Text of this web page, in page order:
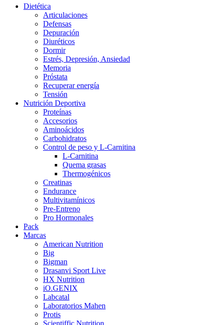
Dietética
Articulaciones
Defensas
Depuración
Diuréticos
Dormir
Estrés, Depresión, Ansiedad
Memoria
Próstata
Recuperar energía
Tensión
Nutrición Deportiva
Proteínas
Accesorios
Aminoácidos
Carbohidratos
Control de peso y L-Carnitina
L-Carnitina
Quema grasas
Thermogénicos
Creatinas
Endurance
Multivitamínicos
Pre-Entreno
Pro Hormonales
Pack
Marcas
American Nutrition
Big
Bigman
Drasanvi Sport Live
HX Nutrition
iO.GENIX
Labcatal
Laboratorios Mahen
Protis
Scientiffic Nutrition